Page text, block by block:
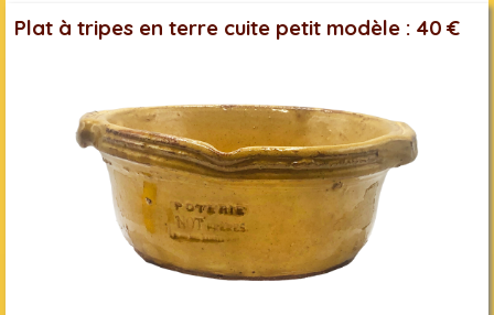
Plat à tripes en terre cuite petit modèle : 40 €